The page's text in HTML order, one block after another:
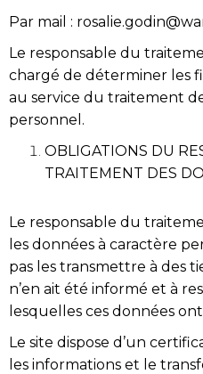
Par mail :
Le responsable du
chargé de déterminer les
au service du traitement
personnel.
OBLIGATIONS DU
TRAITEMENT DES
Le responsable du
les données à caractère
pas les transmettre à des
n’en ait été informé et à
lesquelles ces données
Le site dispose d’un
les informations et le